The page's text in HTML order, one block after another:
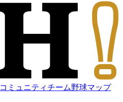
コミュニティチーム野球マップ